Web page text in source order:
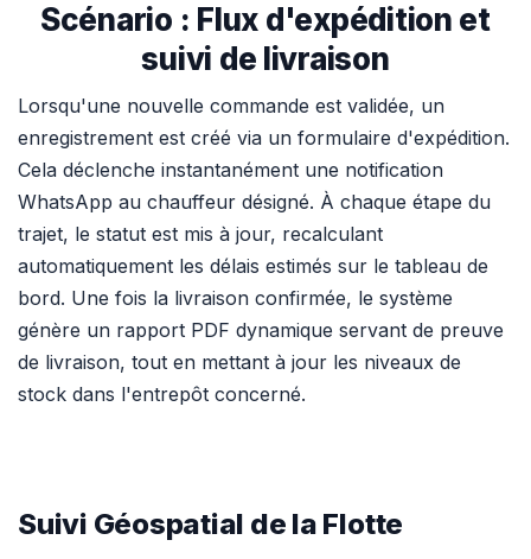
Scénario : Flux d'expédition et
suivi de livraison
Lorsqu'une nouvelle commande est validée, un
enregistrement est créé via un formulaire d'expédition.
Cela déclenche instantanément une notification
WhatsApp au chauffeur désigné. À chaque étape du
trajet, le statut est mis à jour, recalculant
automatiquement les délais estimés sur le tableau de
bord. Une fois la livraison confirmée, le système
génère un rapport PDF dynamique servant de preuve
de livraison, tout en mettant à jour les niveaux de
stock dans l'entrepôt concerné.
Suivi Géospatial de la Flotte